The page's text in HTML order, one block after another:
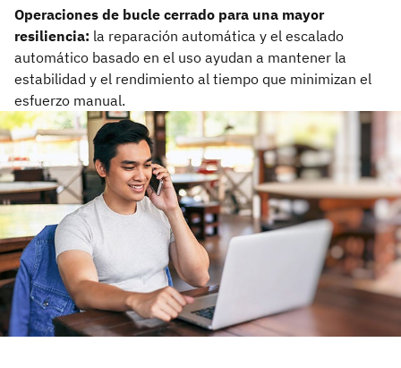
Operaciones de bucle cerrado para una mayor
resiliencia: la reparación automática y el escalado
automático basado en el uso ayudan a mantener la
estabilidad y el rendimiento al tiempo que minimizan el
esfuerzo manual.